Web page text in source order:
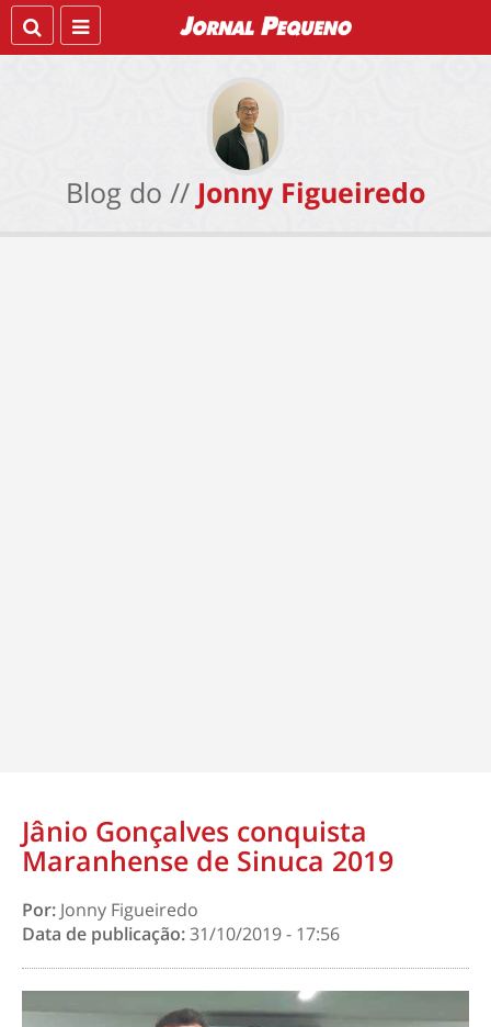
Blog do // Jonny Figueiredo
Jânio Gonçalves conquista
Maranhense de Sinuca 2019
Por: Jonny Figueiredo
Data de publicação:31/10/2019 - 17:56